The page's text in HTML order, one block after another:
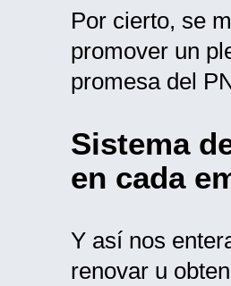
Por cierto, se
promover un
promesa del
Sistema
en cada
Y así nos
renovar u